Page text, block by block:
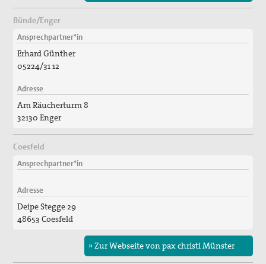
Bünde/Enger
Ansprechpartner*in
Erhard Günther
05224/31 12
Adresse
Am Räucherturm 8
32130 Enger
Coesfeld
Ansprechpartner*in
Adresse
Deipe Stegge 29
48653 Coesfeld
» Zur Webseite von pax christi Münster